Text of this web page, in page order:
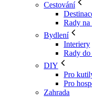
Cestování
Rady na
Bydlení
Interiery
Rady do
DIY
Pro
Pro
Zahrada